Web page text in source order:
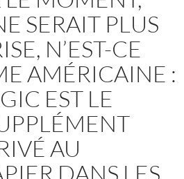
SERAIT PLUS
N’EST-CE
AMÉRICAINE :
EST LE
AU
DANS LES